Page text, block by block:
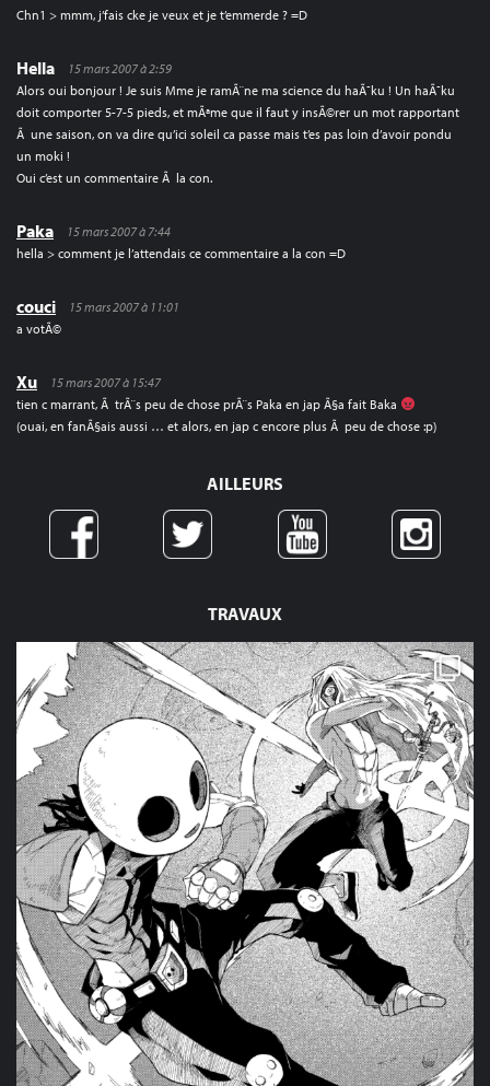
TRAVAUX
Chn1 > mmm, j’fais cke je veux et je t’emmerde ? =D
Hella
15 mars 2007 à 2:59
Alors oui bonjour ! Je suis Mme je ramÃ¨ne ma science du haÃ¯ku ! Un haÃ¯ku
doit comporter 5-7-5 pieds, et mÃªme que il faut y insÃ©rer un mot rapportant
Ã une saison, on va dire qu’ici soleil ca passe mais t’es pas loin d’avoir pondu
un moki !
Oui c’est un commentaire Ã la con.
Paka
15 mars 2007 à 7:44
hella > comment je l’attendais ce commentaire a la con =D
couci
15 mars 2007 à 11:01
a votÃ©
Xu
15 mars 2007 à 15:47
tien c marrant, Ã trÃ¨s peu de chose prÃ¨s Paka en jap Ã§a fait Baka
(ouai, en fanÃ§ais aussi … et alors, en jap c encore plus Ã peu de chose :p)
AILLEURS